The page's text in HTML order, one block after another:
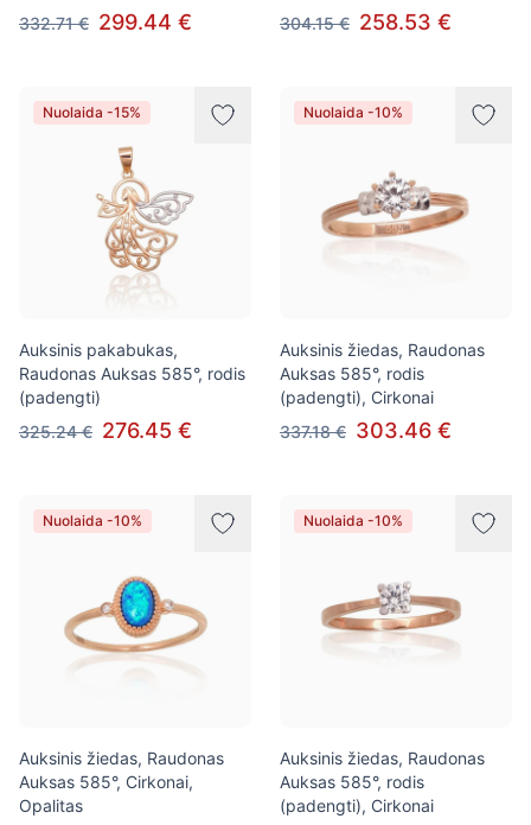
332.71 € 299.44 €
304.15 € 258.53 €
Nuolaida -15%
Auksinis pakabukas,
Raudonas Auksas 585°, rodis
(padengti)
325.24 € 276.45 €
Nuolaida -10%
Auksinis žiedas, Raudonas
Auksas 585°, rodis
(padengti), Cirkonai
337.18 € 303.46 €
Nuolaida -10%
Auksinis žiedas, Raudonas
Auksas 585°, Cirkonai,
Opalitas
Nuolaida -10%
Auksinis žiedas, Raudonas
Auksas 585°, rodis
(padengti), Cirkonai